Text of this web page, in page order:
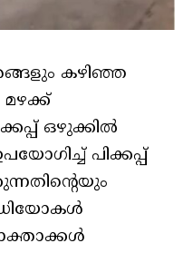
കഴിഞ്ഞ
ഒഴുക്കില്‍
പിക്കപ്പ്